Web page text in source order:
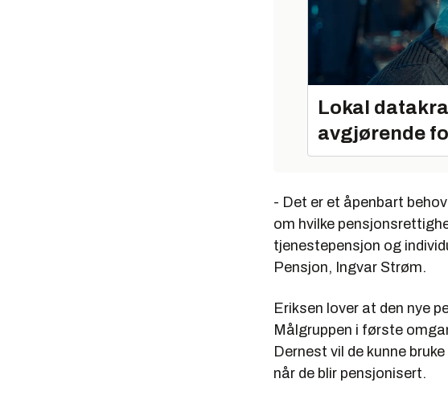
Lokal
avgjørende
- Det er et åpenbart
om hvilke
tjenestepensjon og
Pensjon, Ingvar Strøm.
Eriksen lover at den nye
Målgruppen i første
Dernest vil de kunne
når de blir pensjonisert.